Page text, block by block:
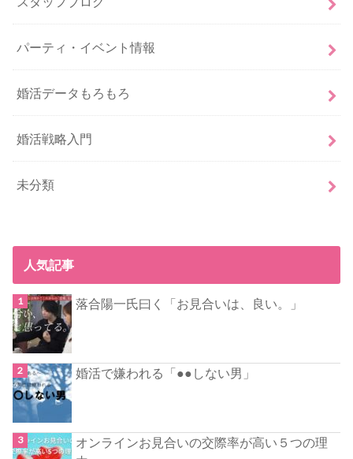
パーティ・イベント情報
婚活データもろもろ
婚活戦略入門
未分類
人気記事
落合陽一氏曰く「お見合いは、良い。」
婚活で嫌われる「●●しない男」
オンラインお見合いの交際率が高い５つの理